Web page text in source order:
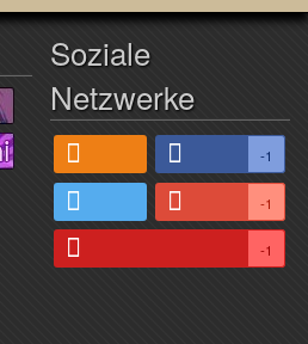
Soziale
Netzwerke
-1
-1
-1